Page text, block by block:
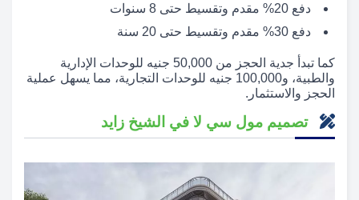
دفع 20% مقدم وتقسيط حتى 8 سنوات
دفع 30% مقدم وتقسيط حتى 20 سنة
كما تبدأ جدية الحجز من 50,000 جنيه للوحدات الإدارية
والطبية، و100,000 جنيه للوحدات التجارية، مما يسهل عملية
الحجز والاستثمار.
تصميم مول سي لا في الشيخ زايد